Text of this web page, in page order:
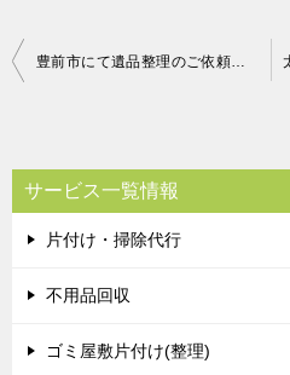
投
ビ
ゲ
ー
シ
豊前市にて遺品整理のご依頼 お客様の声
サービス一覧情報
片付け・掃除代行
不用品回収
ゴミ屋敷片付け(整理)